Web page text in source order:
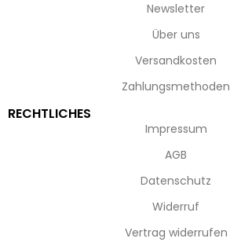
Newsletter
Über uns
Versandkosten
Zahlungsmethoden
RECHTLICHES
Impressum
AGB
Datenschutz
Widerruf
Vertrag widerrufen